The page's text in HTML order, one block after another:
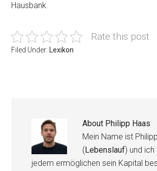
Hausbank.
Rate this post
Filed Under: Lexikon
About Philipp Haas
Mein Name ist
(Lebenslauf) und
jedem ermöglichen sein Kapital